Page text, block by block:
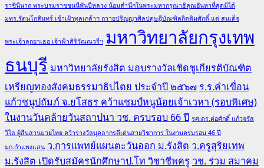
ราชินีนาถ พระบรมราชชนนีพันปีหลวง น้อมสำนึกในพระมหากรุณาธิคุณอันหาที่สุดมิได้
มทร.รัตนโกสินทร์ เข้าเฝ้าทูลเกล้าฯ ถวายปริญญาศิลปดุษฎีบัณฑิตกิตติมศักดิ์ แด่ สมเด็จ
พระเจ้าลูกยาเธอ เจ้าฟ้าสิริวัณณวรีฯ มหาวิทยาลัยกรุงเทพ
ธนบุรี มหาวิทยาลัยรังสิต มอบรางวัลเชิดชูเกียรติบัณฑิต
เหรียญทองสังคมธรรมาธิปไตย ประจำปี ๒๕๖๗ ร.ร.คำเขื่อน
แก้วชนูปถัมภ์ จ.ยโสธร คว้าแชมป์หนูน้อยเจ้าเวหา (รอบพิเศษ)
ในงานวันคล้ายวันสถาปนา วช. ครบรอบ 66 ปี รศ.ดร.ต่อศักดิ์ แก้วจรัส
วิไล ผู้สืบสานมวยไทย คว้ารางวัลบุคลากรดีเด่นสายวิชาการ ในงานครบรอบ 46 ปี
มก.กำแพงแสน ว.การแพทย์แผนตะวันออก ม.รังสิต ว.ครูสุริยเทพ
ม.รังสิต เปิดรับสมัครนักศึกษาป.โท วิชาชีพครู วช. ร่วม สมาคม